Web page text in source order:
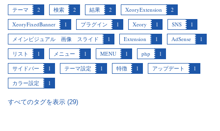
テーマ 2 検索 2 結果 2 XeoryExtension
2
XeoryFixedBanner
1 プラグイン 1 Xeory 1 SNS
1
メインビジュアル 画像 スライド
1 Extension 1 AdSense
1
リスト
1 メニュー 1 MENU 1 php
1
サイドバー
1 テーマ設定 1 特徴 1 アップデート
1
カラー設定
1
すべてのタグを表示 (29)